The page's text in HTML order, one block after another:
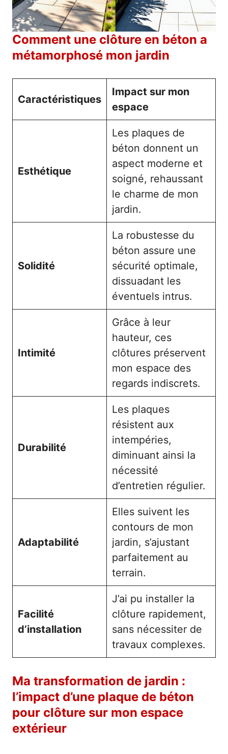
Comment une clôture en béton a
métamorphosé mon jardin
Caractéristiques
Impact sur mon
espace
Esthétique
Les plaques de
béton donnent un
aspect moderne et
soigné, rehaussant
le charme de mon
jardin.
Solidité
La robustesse du
béton assure une
sécurité optimale,
dissuadant les
éventuels intrus.
Intimité
Grâce à leur
hauteur, ces
clôtures préservent
mon espace des
regards indiscrets.
Durabilité
Les plaques
résistent aux
intempéries,
diminuant ainsi la
nécessité
d’entretien régulier.
Adaptabilité
Elles suivent les
contours de mon
jardin, s’ajustant
parfaitement au
terrain.
Facilité
d’installation
J’ai pu installer la
clôture rapidement,
sans nécessiter de
travaux complexes.
Ma transformation de jardin :
l’impact d’une plaque de béton
pour clôture sur mon espace
extérieur